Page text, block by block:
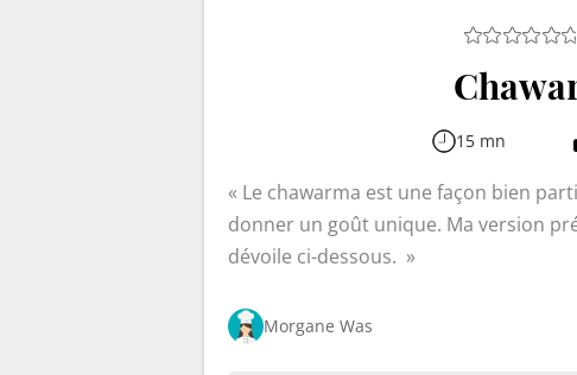
15 mn
Le chawarma est une façon bien
donner un goût unique. Ma version
dévoile ci-dessous.
Morgane Was